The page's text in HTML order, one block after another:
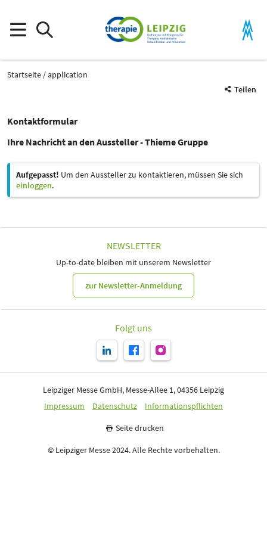
Startseite
application
Teilen
Kontaktformular
Ihre Nachricht an den Aussteller - Thieme Gruppe
Aufgepasst! Um den Aussteller zu kontaktieren, müssen Sie sich
einloggen.
NEWSLETTER
Up-to-date bleiben mit unserem Newsletter
zur Newsletter-Anmeldung
Folgt uns
Leipziger Messe GmbH, Messe-Allee 1, 04356 Leipzig
Impressum
Datenschutz Informationspflichten
Seite drucken
© Leipziger Messe 2024. Alle Rechte vorbehalten.